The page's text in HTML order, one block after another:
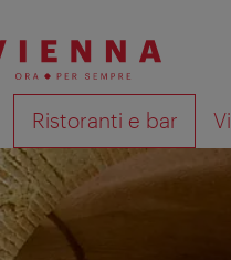
Ristoranti e bar
Mostra i risultati della